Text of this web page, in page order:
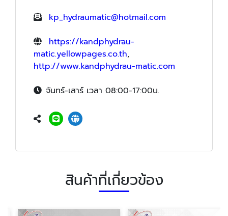
kp_hydraumatic@hotmail.com
https://kandphydrau-
matic.yellowpages.co.th,
http://www.kandphydrau-matic.com
จันทร์-เสาร์ เวลา 08:00-17:00น.
สินค้าที่เกี่ยวข้อง